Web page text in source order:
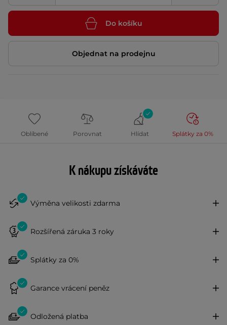
Do košíku
Objednat na prodejnu
Oblíbené Porovnat Hlídat Splátky za 0%
K nákupu získáváte
Výměna velikosti zdarma
Rozšířená záruka 3 roky
Splátky za 0%
Garance vrácení peněz
Odložená platba